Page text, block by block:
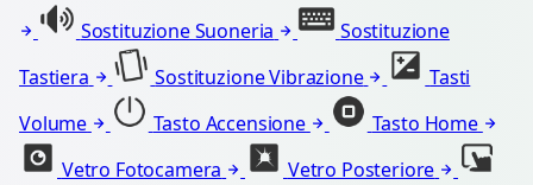
Sostituzione Suoneria
Sostituzione
Tastiera
Sostituzione Vibrazione
Tasti
Volume
Tasto Accensione
Tasto Home
Vetro Fotocamera
Vetro Posteriore